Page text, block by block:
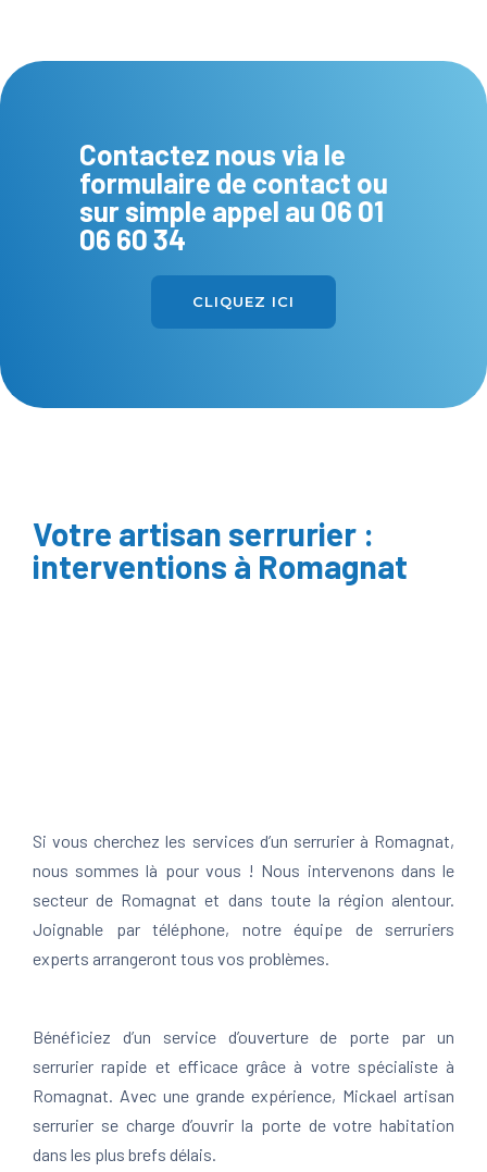
Contactez nous via le
formulaire de contact ou
sur simple appel au 06 01
06 60 34
CLIQUEZ ICI
Votre artisan serrurier :
interventions à Romagnat
Si vous cherchez les services d’un serrurier à Romagnat,
nous sommes là pour vous ! Nous intervenons dans le
secteur de Romagnat et dans toute la région alentour.
Joignable par téléphone, notre équipe de serruriers
experts arrangeront tous vos problèmes.
Bénéficiez d’un service d’ouverture de porte par un
serrurier rapide et efficace grâce à votre spécialiste à
Romagnat. Avec une grande expérience, Mickael artisan
serrurier se charge d’ouvrir la porte de votre habitation
dans les plus brefs délais.